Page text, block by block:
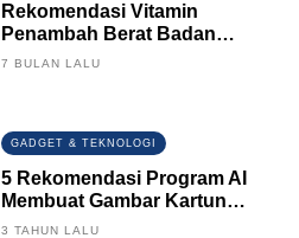
Rekomendasi Vitamin
Penambah Berat Badan
Terbaik
7 BULAN LALU
GADGET & TEKNOLOGI
5 Rekomendasi Program AI
Membuat Gambar Kartun
Keren
3 TAHUN LALU